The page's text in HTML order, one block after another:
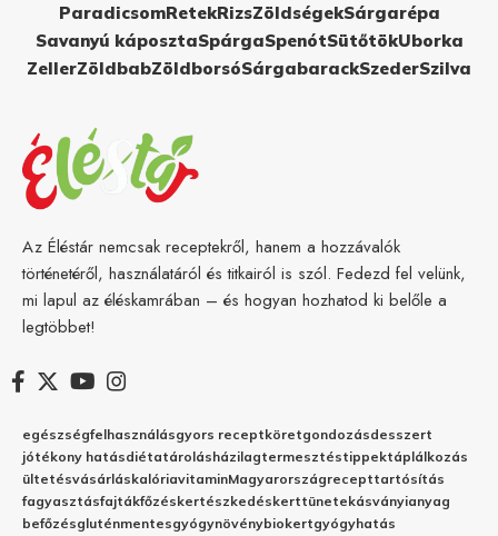
ParadicsomRetekRizsZöldségekSárgarépa
Savanyú káposztaSpárgaSpenótSütőtökUborka
ZellerZöldbabZöldborsóSárgabarackSzederSzilva
Az Éléstár nemcsak receptekről, hanem a hozzávalók
történetéről, használatáról és titkairól is szól. Fedezd fel velünk,
mi lapul az éléskamrában – és hogyan hozhatod ki belőle a
legtöbbet!
egészségfelhasználásgyors receptköretgondozásdesszert
jótékony hatásdiétatárolásházilagtermesztéstippektáplálkozás
ültetésvásárláskalóriavitaminMagyarországrecepttartósítás
fagyasztásfajtákfőzéskertészkedéskerttünetekásványianyag
befőzésgluténmentesgyógynövénybiokertgyógyhatás